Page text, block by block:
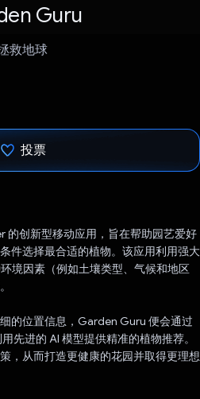
Guru
救地球
投票
的创新型移动应用，旨在帮助园艺爱好
件选择最合适的植物。该应用利用强大
境因素（例如土壤类型、气候和地区
的位置信息，Garden Guru 便会通过
先进的 AI 模型提供精准的植物推荐。
，从而打造更健康的花园并取得更理想